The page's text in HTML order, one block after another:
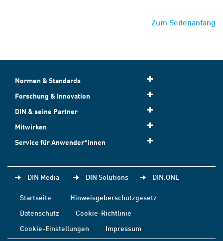
Zum Seitenanfang
Normen & Standards
Forschung & Innovation
DIN & seine Partner
Mitwirken
Service für Anwender*innen
DIN Media DIN Solutions DIN.ONE
Startseite
Hinweisgeberschutzgesetz
Datenschutz
Cookie-Richtlinie
Cookie-Einstellungen
Impressum